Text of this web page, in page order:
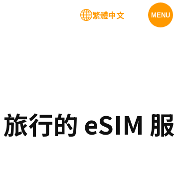
MENU
繁體中文
行的 eSIM 服